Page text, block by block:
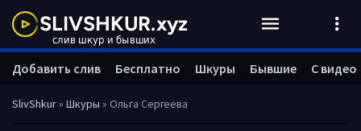
SlivShkur» Шкуры » Ольга Сергеева
Добавить слив Бесплатно Шкуры Бывшие С видео